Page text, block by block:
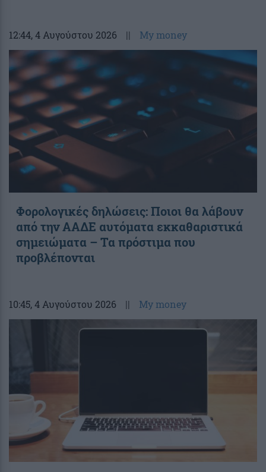
12:44, 4 Αυγούστου 2026 || My money
Φορολογικές δηλώσεις: Ποιοι θα λάβουν
από την ΑΑΔΕ αυτόματα εκκαθαριστικά
σημειώματα – Τα πρόστιμα που
προβλέπονται
10:45, 4 Αυγούστου 2026 || My money